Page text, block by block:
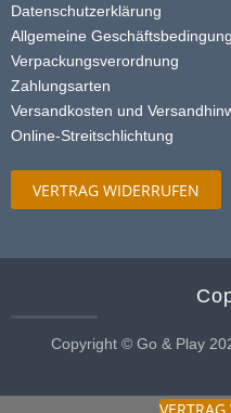
Datenschutzerklärung
Allgemeine
Verpackungsverordnung
Zahlungsarten
Versandkosten und
Online-Streitschlichtung
VERTRAG WIDERRUFEN
Copyright © Go & Play